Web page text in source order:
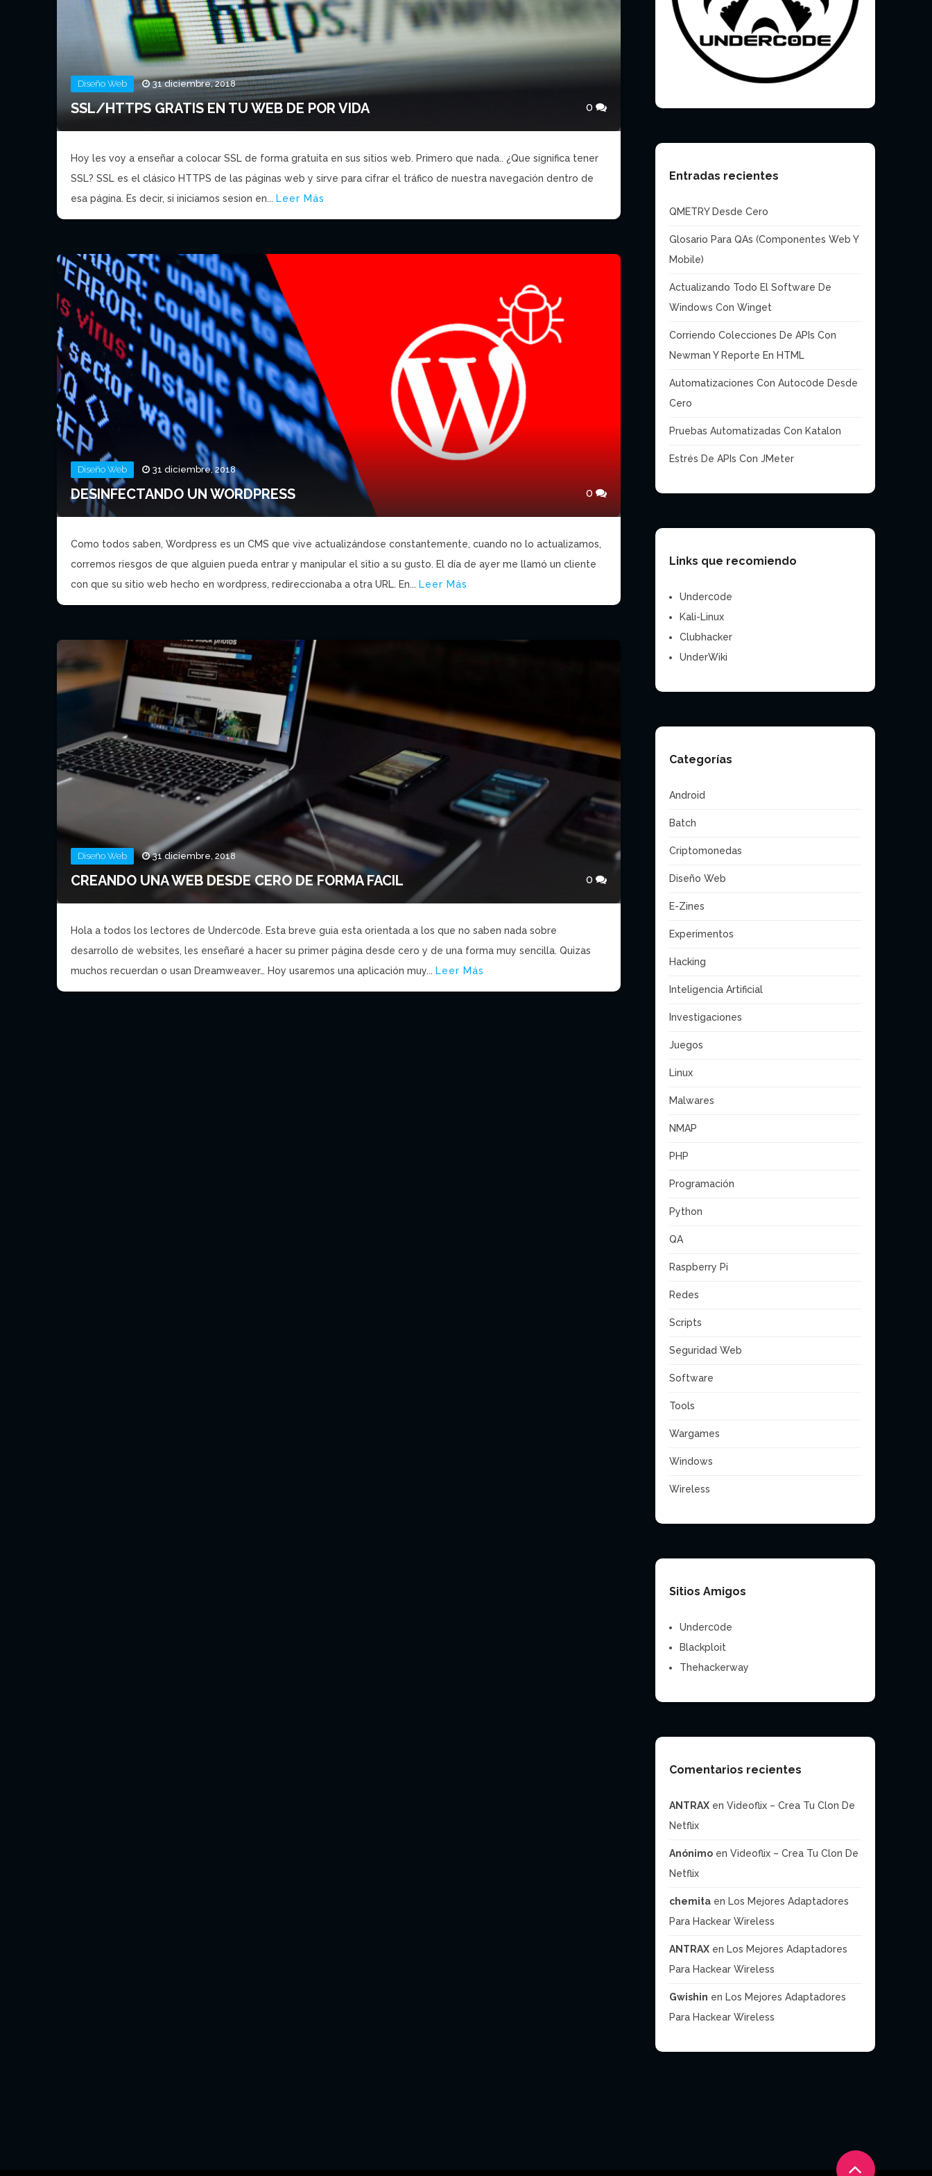
Diseño Web 31 diciembre, 2018
0
SSL/HTTPS GRATIS EN TU WEB DE POR VIDA
Hoy les voy a enseñar a colocar SSL de forma gratuita en sus sitios web. Primero que nada.. ¿Que significa tener
SSL? SSL es el clásico HTTPS de las páginas web y sirve para cifrar el tráfico de nuestra navegación dentro de
esa página. Es decir, si iniciamos sesion en... Leer Más
Diseño Web 31 diciembre, 2018
0
DESINFECTANDO UN WORDPRESS
Como todos saben, Wordpress es un CMS que vive actualizándose constantemente, cuando no lo actualizamos,
corremos riesgos de que alguien pueda entrar y manipular el sitio a su gusto. El día de ayer me llamó un cliente
con que su sitio web hecho en wordpress, redireccionaba a otra URL. En... Leer Más
Diseño Web 31 diciembre, 2018
0
CREANDO UNA WEB DESDE CERO DE FORMA FACIL
Hola a todos los lectores de Underc0de. Esta breve guia esta orientada a los que no saben nada sobre
desarrollo de websites, les enseñaré a hacer su primer página desde cero y de una forma muy sencilla. Quizas
muchos recuerdan o usan Dreamweaver… Hoy usaremos una aplicación muy... Leer Más
Entradas recientes
QMETRY Desde Cero
Glosario Para QAs (Componentes Web Y
Mobile)
Actualizando Todo El Software De
Windows Con Winget
Corriendo Colecciones De APIs Con
Newman Y Reporte En HTML
Automatizaciones Con Autoc0de Desde
Cero
Pruebas Automatizadas Con Katalon
Estrés De APIs Con JMeter
Links que recomiendo
Underc0de
Kali-Linux
Clubhacker
UnderWiki
Categorías
Android
Batch
Criptomonedas
Diseño Web
E-Zines
Experimentos
Hacking
Inteligencia Artificial
Investigaciones
Juegos
Linux
Malwares
NMAP
PHP
Programación
Python
QA
Raspberry Pi
Redes
Scripts
Seguridad Web
Software
Tools
Wargames
Windows
Wireless
Sitios Amigos
Underc0de
Blackploit
Thehackerway
Comentarios recientes
ANTRAXen Videoflix – Crea Tu Clon De
Netflix
Anónimoen Videoflix – Crea Tu Clon De
Netflix
chemitaen Los Mejores Adaptadores
Para Hackear Wireless
ANTRAXen Los Mejores Adaptadores
Para Hackear Wireless
Gwishin en Los Mejores Adaptadores
Para Hackear Wireless